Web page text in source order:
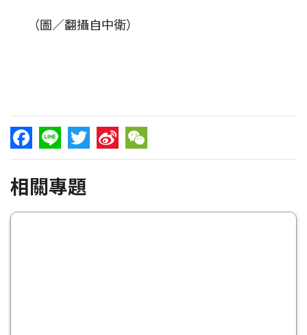
（圖／翻攝自中衛）
Facebook
Line TwitterSina WeChat
相關專題